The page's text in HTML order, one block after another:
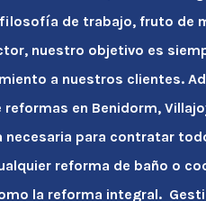
de trabajo, fruto de
nuestro objetivo es
a nuestros clientes.
en Benidorm,
necesaria para contratar
reforma de baño o
la reforma integral.